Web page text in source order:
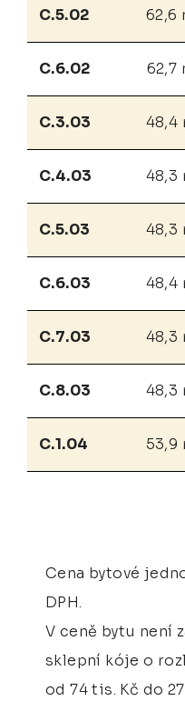
C.5.02 62,6
C.6.02 62,7
C.3.03 48,4
C.4.03 48,3
C.5.03 48,3
C.6.03 48,4
C.7.03 48,3
C.8.03 48,3
C.1.04 53,9
Cena bytové
DPH.
V ceně bytu není
sklepní kóje o
od 74 tis. Kč do